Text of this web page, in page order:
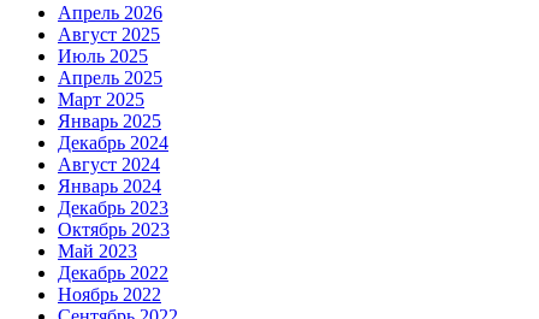
Апрель 2026
Август 2025
Июль 2025
Апрель 2025
Март 2025
Январь 2025
Декабрь 2024
Август 2024
Январь 2024
Декабрь 2023
Октябрь 2023
Май 2023
Декабрь 2022
Ноябрь 2022